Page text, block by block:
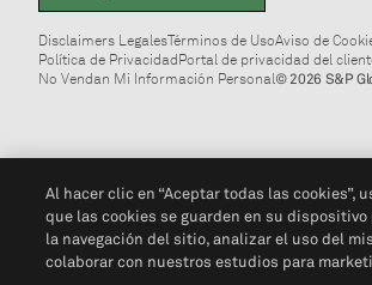
Disclaimers LegalesTérminos de UsoAviso de
Política de PrivacidadPortal de privacidad del
No Vendan Mi Información Personal© 2026 S&P
Al hacer clic en “Aceptar todas las cookies”,
que las cookies se guarden en su dispositivo
la navegación del sitio, analizar el uso del
colaborar con nuestros estudios para